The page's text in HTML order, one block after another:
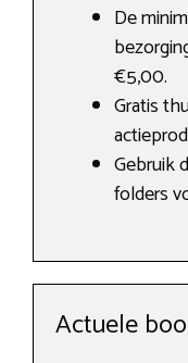
De
€5,00.
Gratis
Gebruik
folders
Actuele